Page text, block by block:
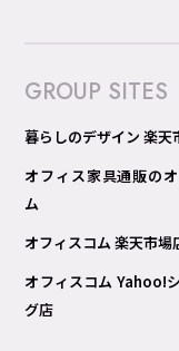
GROUP SITES
暮らしのデザイン 楽天
オフィス家具通販の
ム
オフィスコム 楽天市場
オフィスコム Yahoo!
グ店